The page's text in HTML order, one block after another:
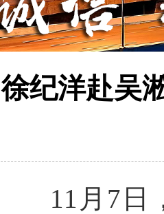
徐纪洋赴吴
11月7日，